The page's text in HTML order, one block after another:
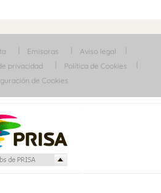
Emisoras
Aviso legal
privacidad
Política de Cookies
de Cookies